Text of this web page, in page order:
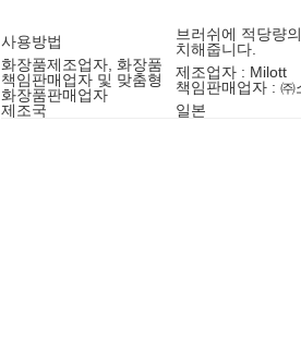
사용방법
브러쉬에 적당량
치해줍니다.
화장품제조업자, 화장품
책임판매업자 및 맞춤형
화장품판매업자
제조업자 : Milott
책임판매업자 : ㈜
제조국
일본